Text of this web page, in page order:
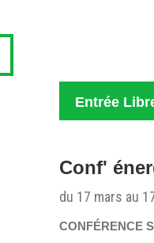
Entrée
Conf'
du 17 mars au
CONFÉRENCE